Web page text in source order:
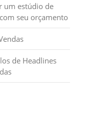
um estúdio de
seu orçamento
de Headlines